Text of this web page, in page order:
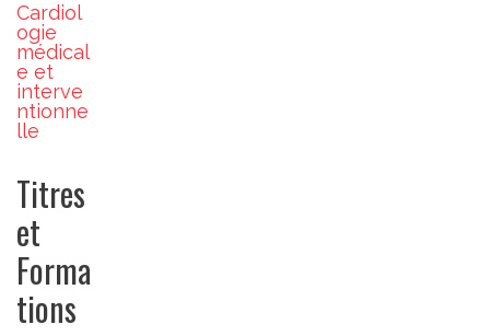
Cardiol
ogie
médical
e et
interve
ntionne
lle
Titres
et
Forma
tions